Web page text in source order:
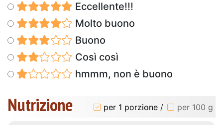
Eccellente!!!
Molto buono
Buono
Così così
hmmm, non è buono
Nutrizione per 1 porzione / per 100 g